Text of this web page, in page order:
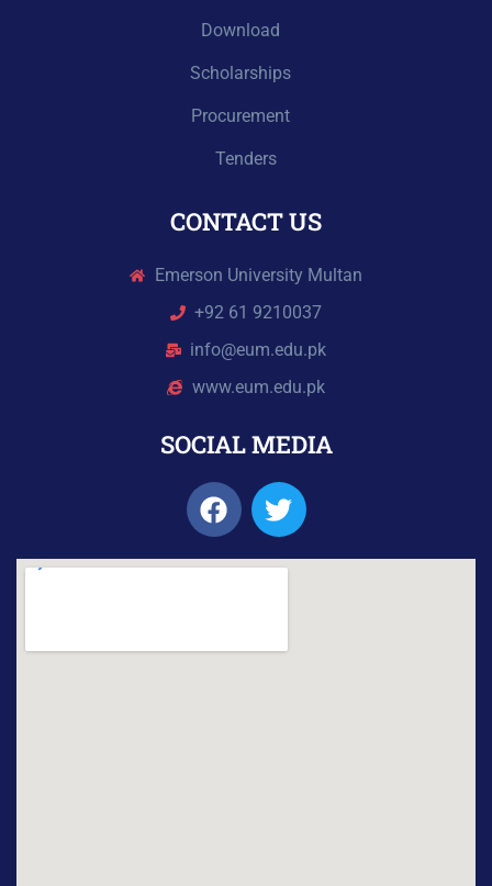
Download
Scholarships
Procurement
Tenders
CONTACT US
Emerson University Multan
+92 61 9210037
info@eum.edu.pk
www.eum.edu.pk
SOCIAL MEDIA